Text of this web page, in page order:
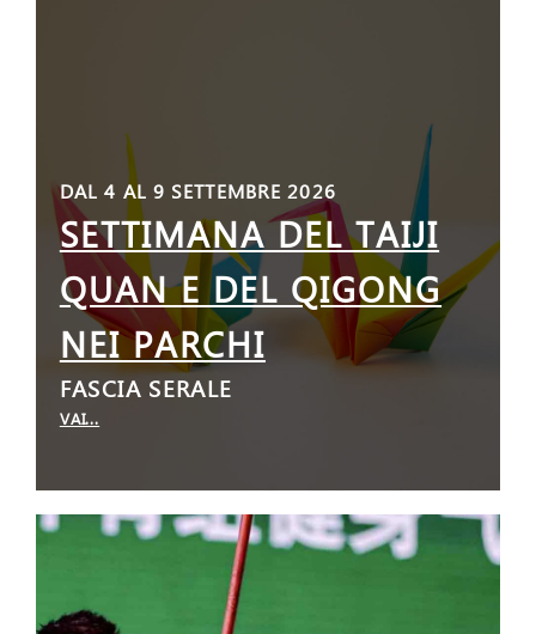
DAL 4 AL 9 SETTEMBRE 2026
SETTIMANA DEL TAIJI
QUAN E DEL QIGONG
NEI PARCHI
FASCIA SERALE
VAI...